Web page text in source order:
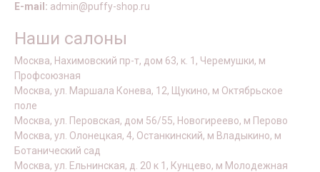
E-mail: admin@puffy-shop.ru
Наши салоны
Москва, Нахимовский пр-т, дом 63, к. 1, Черемушки, м
Профсоюзная
Москва, ул. Маршала Конева, 12, Щукино, м Октябрьское
поле
Москва, ул. Перовская, дом 56/55, Новогиреево, м Перово
Москва, ул. Олонецкая, 4, Останкинский, м Владыкино, м
Ботанический сад
Москва, ул. Ельнинская, д. 20 к 1, Кунцево, м Молодежная